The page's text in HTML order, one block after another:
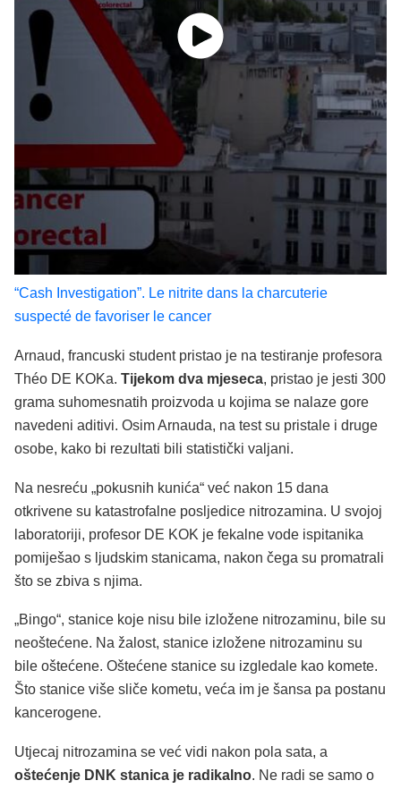
“Cash Investigation”. Le nitrite dans la charcuterie
suspecté de favoriser le cancer
Arnaud, francuski student pristao je na testiranje profesora
Théo DE KOKa. Tijekom dva mjeseca, pristao je jesti 300
grama suhomesnatih proizvoda u kojima se nalaze gore
navedeni aditivi. Osim Arnauda, na test su pristale i druge
osobe, kako bi rezultati bili statistički valjani.
Na nesreću „pokusnih kunića“ već nakon 15 dana
otkrivene su katastrofalne posljedice nitrozamina. U svojoj
laboratoriji, profesor DE KOK je fekalne vode ispitanika
pomiješao s ljudskim stanicama, nakon čega su promatrali
što se zbiva s njima.
„Bingo“, stanice koje nisu bile izložene nitrozaminu, bile su
neoštećene. Na žalost, stanice izložene nitrozaminu su
bile oštećene. Oštećene stanice su izgledale kao komete.
Što stanice više sliče kometu, veća im je šansa pa postanu
kancerogene.
Utjecaj nitrozamina se već vidi nakon pola sata, a
oštećenje DNK stanica je radikalno. Ne radi se samo o